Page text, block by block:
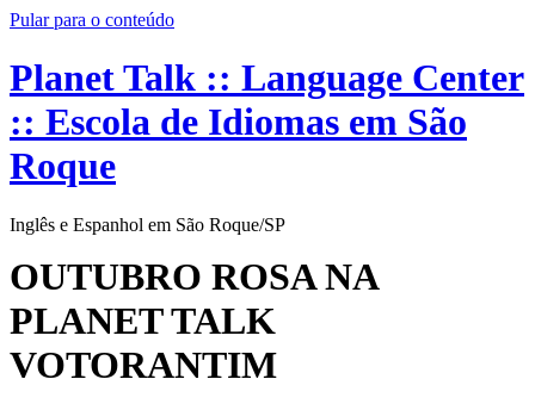
Pular para o conteúdo
Planet Talk :: Language Center
:: Escola de Idiomas em São
Roque
Inglês e Espanhol em São Roque/SP
OUTUBRO ROSA NA
PLANET TALK
VOTORANTIM